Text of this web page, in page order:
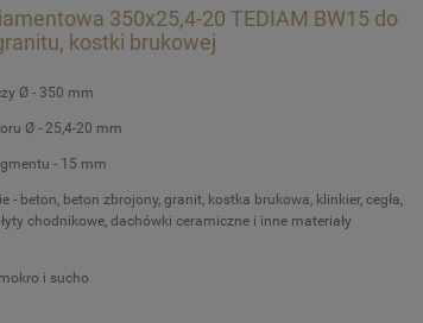
350x25,4-20 TEDIAM BW15 do
kostki brukowej
Ø - 350 mm
Ø - 25,4-20 mm
- 15 mm
- beton, beton zbrojony, granit, kostka brukowa, klinkier, cegła,
chodnikowe, dachówki ceramiczne i inne materiały
i sucho